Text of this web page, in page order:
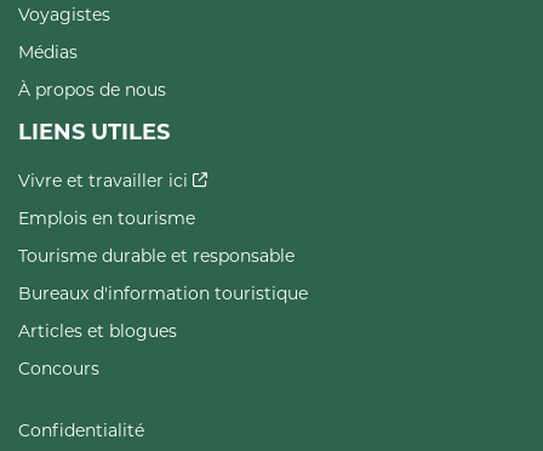
Voyagistes
Médias
À propos de nous
LIENS UTILES
Vivre et travailler ici
Emplois en tourisme
Tourisme durable et responsable
Bureaux d'information touristique
Articles et blogues
Concours
Confidentialité